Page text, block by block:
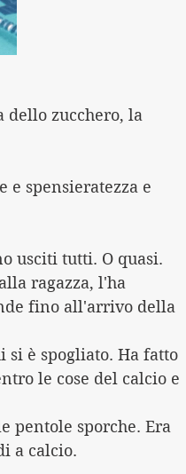
dello zucchero, la
e spensieratezza e
usciti tutti. O quasi.
ragazza, l'ha
fino all'arrivo della
si è spogliato. Ha fatto
le cose del calcio e
pentole sporche. Era
a calcio.